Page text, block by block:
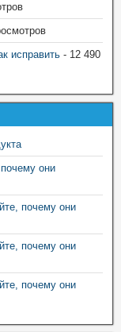
исправить - 12 490
они
почему они
почему они
почему они